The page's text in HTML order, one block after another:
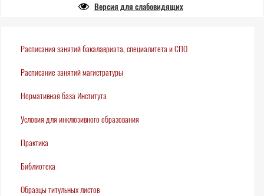
Версия для слабовидящих
Расписания занятий бакалавриата, специалитета и СПО
Расписание занятий магистратуры
Нормативная база Института
Условия для инклюзивного образования
Практика
Библиотека
Образцы титульных листов